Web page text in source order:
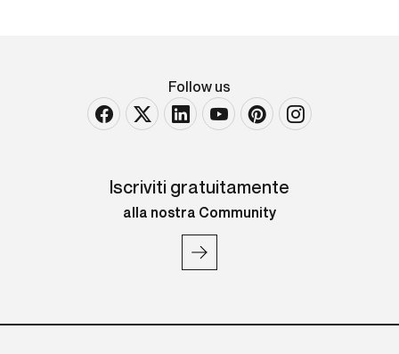
Follow us
Iscriviti gratuitamente
alla nostra Community